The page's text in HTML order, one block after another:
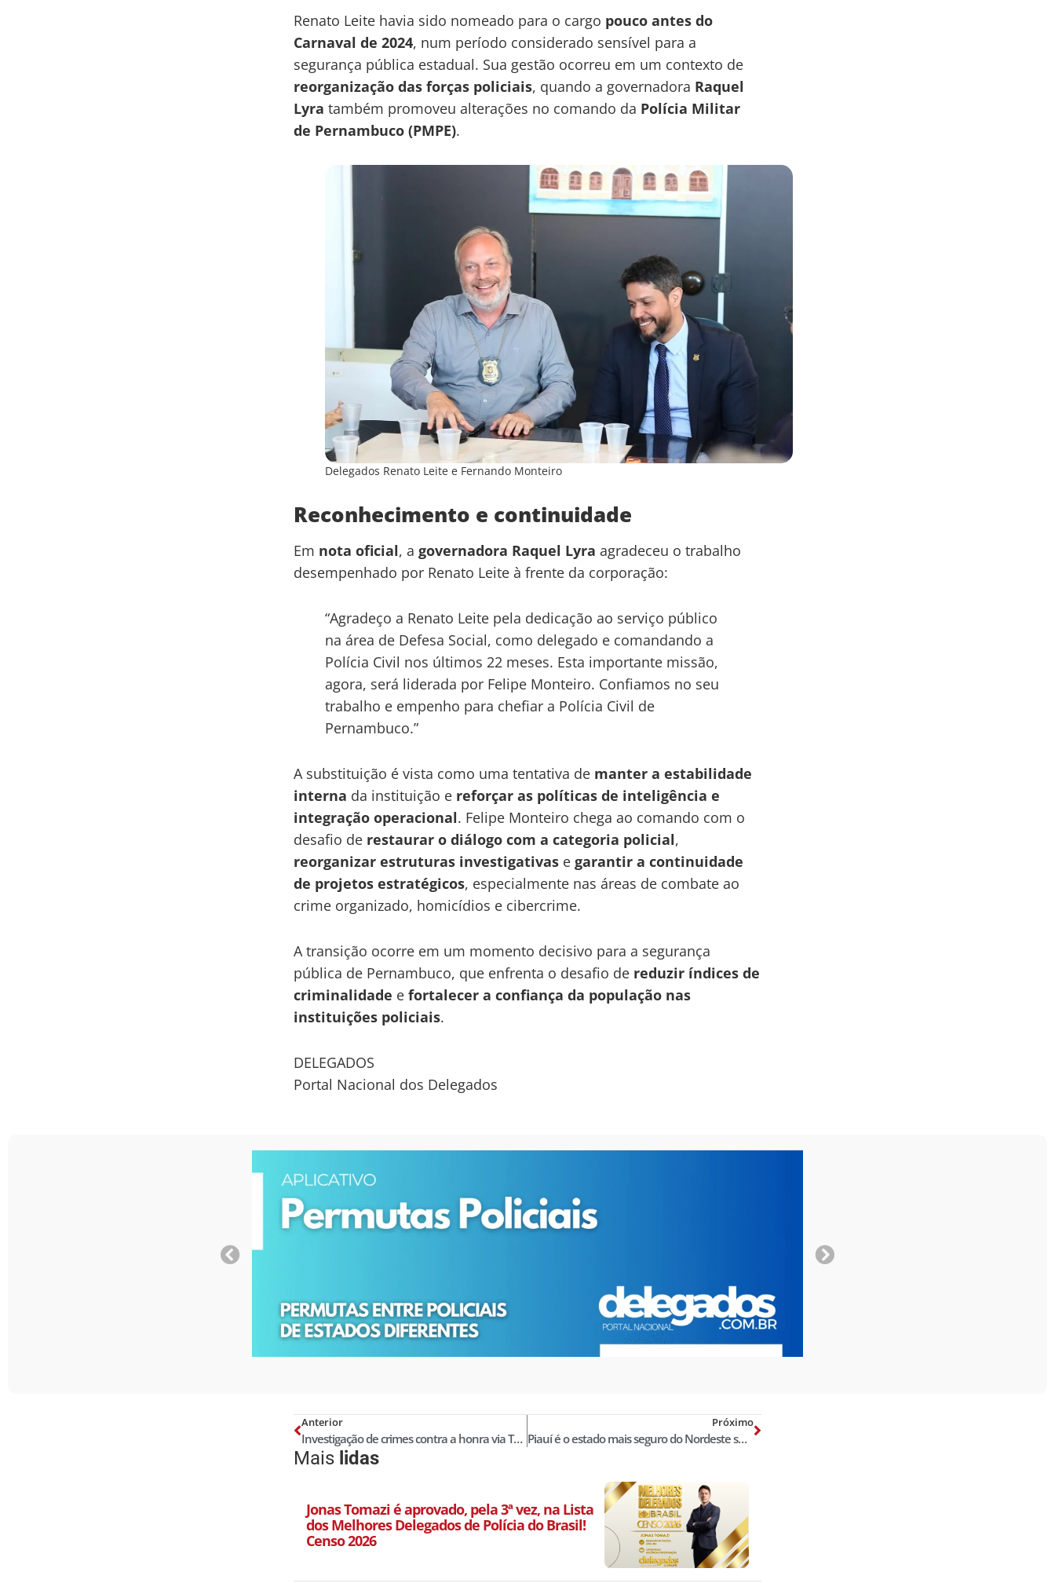
Renato Leite havia sido nomeado para o cargo pouco antes do
Carnaval de 2024, num período considerado sensível para a
segurança pública estadual. Sua gestão ocorreu em um contexto de
reorganização das forças policiais, quando a governadora Raquel
Lyra também promoveu alterações no comando da Polícia Militar
de Pernambuco (PMPE).
Delegados Renato Leite e Fernando Monteiro
Reconhecimento e continuidade
Em nota oficial, agovernadora Raquel Lyra agradeceu o trabalho
desempenhado por Renato Leite à frente da corporação:
“Agradeço a Renato Leite pela dedicação ao serviço público
na área de Defesa Social, como delegado e comandando a
Polícia Civil nos últimos 22 meses. Esta importante missão,
agora, será liderada por Felipe Monteiro. Confiamos no seu
trabalho e empenho para chefiar a Polícia Civil de
Pernambuco.”
A substituição é vista como uma tentativa de manter a estabilidade
interna da instituição e reforçar as políticas de inteligência e
integração operacional. Felipe Monteiro chega ao comando com o
desafio de restaurar o diálogo com a categoria policial,
reorganizar estruturas investigativas egarantir a continuidade
de projetos estratégicos, especialmente nas áreas de combate ao
crime organizado, homicídios e cibercrime.
A transição ocorre em um momento decisivo para a segurança
pública de Pernambuco, que enfrenta o desafio de reduzir índices de
criminalidade efortalecer a confiança da população nas
instituições policiais.
DELEGADOS
Portal Nacional dos Delegados
Anterior
Investigação de crimes contra a honra via TCO ou Inquérito Policial
Próximo
Piauí é o estado mais seguro do Nordeste segundo ranking nacional de Segurança Pessoal
Mais lidas
Jonas Tomazi é aprovado, pela 3ª vez, na Lista
dos Melhores Delegados de Polícia do Brasil!
Censo 2026